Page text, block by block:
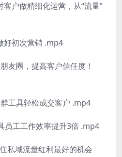
户做精细化运营，从“流量”
好初次营销 .mp4
友圈，提高客户信任度！
工具轻松成交客户 .mp4
员工工作效率提升3倍 .mp4
私域流量红利最好的机会